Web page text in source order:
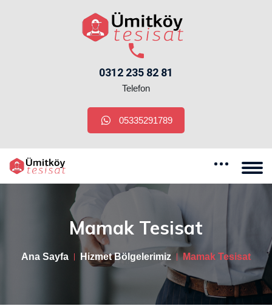
0312 235 82 81
Telefon
05335291789
Mamak Tesisat
Ana Sayfa Hizmet Bölgelerimiz Mamak Tesisat